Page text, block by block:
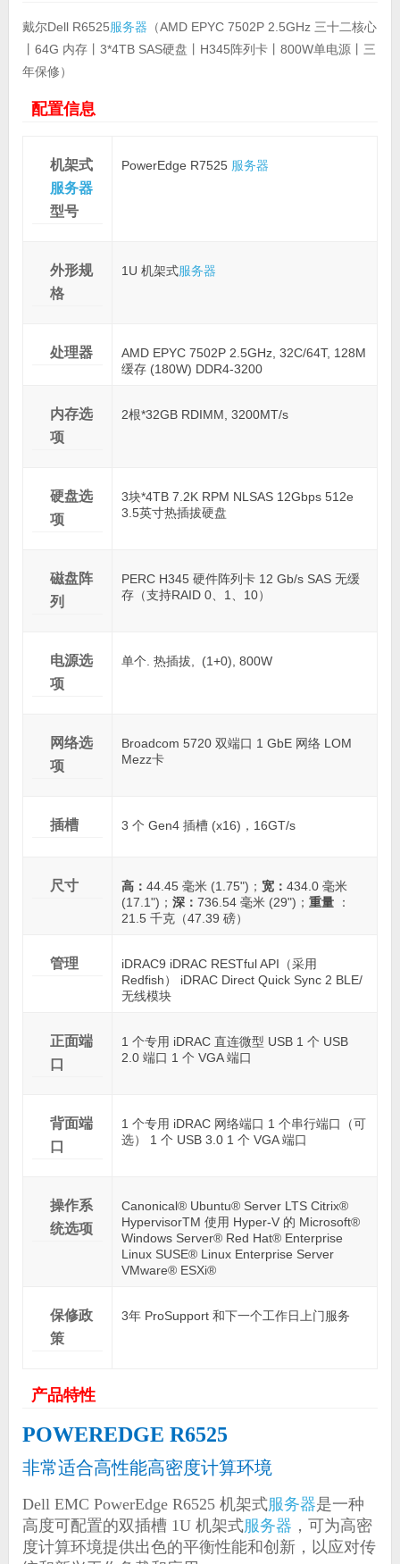
戴尔Dell R6525服务器 （AMD EPYC 7502P 2.5GHz 三十二核心
丨64G 内存丨3*4TB SAS硬盘丨H345阵列卡丨800W单电源丨三
年保修）
配置信息
机架式
服务器
型号
PowerEdge R7525 服务器
外形规
格
1U 机架式服务器
处理器
AMD EPYC 7502P 2.5GHz, 32C/64T, 128M
缓存 (180W) DDR4-3200
内存选
项
2根*32GB RDIMM, 3200MT/s
硬盘选
项
3块*4TB 7.2K RPM NLSAS 12Gbps 512e
3.5英寸热插拔硬盘
磁盘阵
列
PERC H345 硬件阵列卡 12 Gb/s SAS 无缓
存（支持RAID 0、1、10）
电源选
项
单个. 热插拔, (1+0), 800W
网络选
项
Broadcom 5720 双端口 1 GbE 网络 LOM
Mezz卡
插槽 3 个 Gen4 插槽 (x16)，16GT/s
尺寸 高： 44.45 毫米 (1.75")； 宽： 434.0 毫米
(17.1")； 深： 736.54 毫米 (29")； 重量：
21.5 千克（47.39 磅）
管理
iDRAC9 iDRAC RESTful API（采用
Redfish） iDRAC Direct Quick Sync 2 BLE/
无线模块
正面端
口
1 个专用 iDRAC 直连微型 USB 1 个 USB
2.0 端口 1 个 VGA 端口
背面端
口
1 个专用 iDRAC 网络端口 1 个串行端口（可
选） 1 个 USB 3.0 1 个 VGA 端口
操作系
统选项
Canonical® Ubuntu® Server LTS Citrix®
HypervisorTM 使用 Hyper-V 的 Microsoft®
Windows Server® Red Hat® Enterprise
Linux SUSE® Linux Enterprise Server
VMware® ESXi®
保修政
策
3年 ProSupport 和下一个工作日上门服务
产品特性
POWEREDGE R6525
非常适合高性能高密度计算环境
Dell EMC PowerEdge R6525 机架式服务器是一种
高度可配置的双插槽 1U 机架式服务器 ，可为高密
度计算环境提供出色的平衡性能和创新，以应对传